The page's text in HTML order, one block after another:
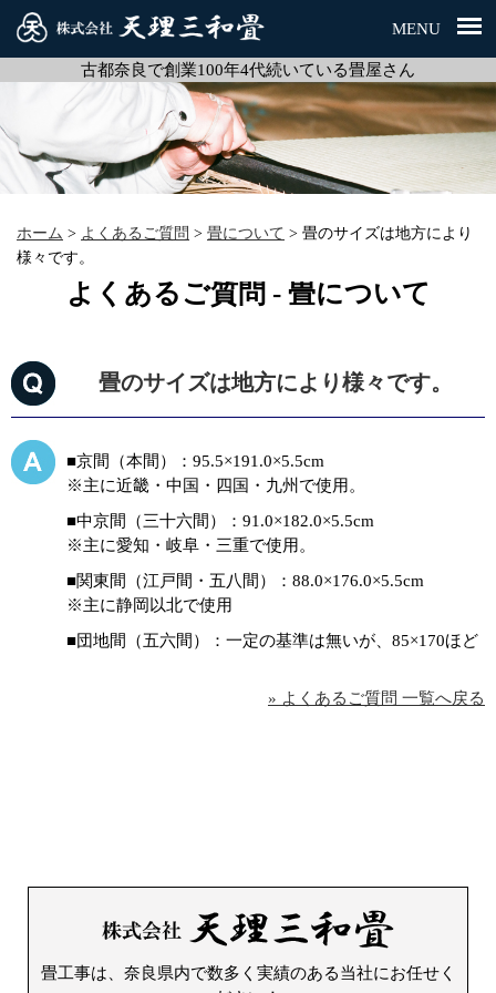
MENU
古都奈良で創業100年4代続いている畳屋さん
ホーム > よくあるご質問 > 畳について > 畳のサイズは地方により
様々です。
よくあるご質問 - 畳について
畳のサイズは地方により様々です。
■京間（本間）：95.5×191.0×5.5cm
※主に近畿・中国・四国・九州で使用。
■中京間（三十六間）：91.0×182.0×5.5cm
※主に愛知・岐阜・三重で使用。
■関東間（江戸間・五八間）：88.0×176.0×5.5cm
※主に静岡以北で使用
■団地間（五六間）：一定の基準は無いが、85×170ほど
» よくあるご質問 一覧へ戻る
畳工事は、奈良県内で数多く実績のある当社にお任せく